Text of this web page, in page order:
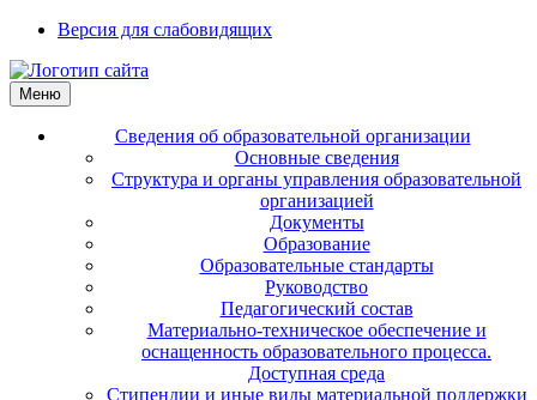
Версия для слабовидящих
Меню
Сведения об образовательной организации
Основные сведения
Структура и органы управления образовательной
организацией
Документы
Образование
Образовательные стандарты
Руководство
Педагогический состав
Материально-техническое обеспечение и
оснащенность образовательного процесса.
Доступная среда
Стипендии и иные виды материальной поддержки